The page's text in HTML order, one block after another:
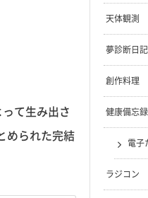
て生み出さ
められた完結
天体観測
夢診断日記
創作料理
健康備忘録
電子
ラジコン